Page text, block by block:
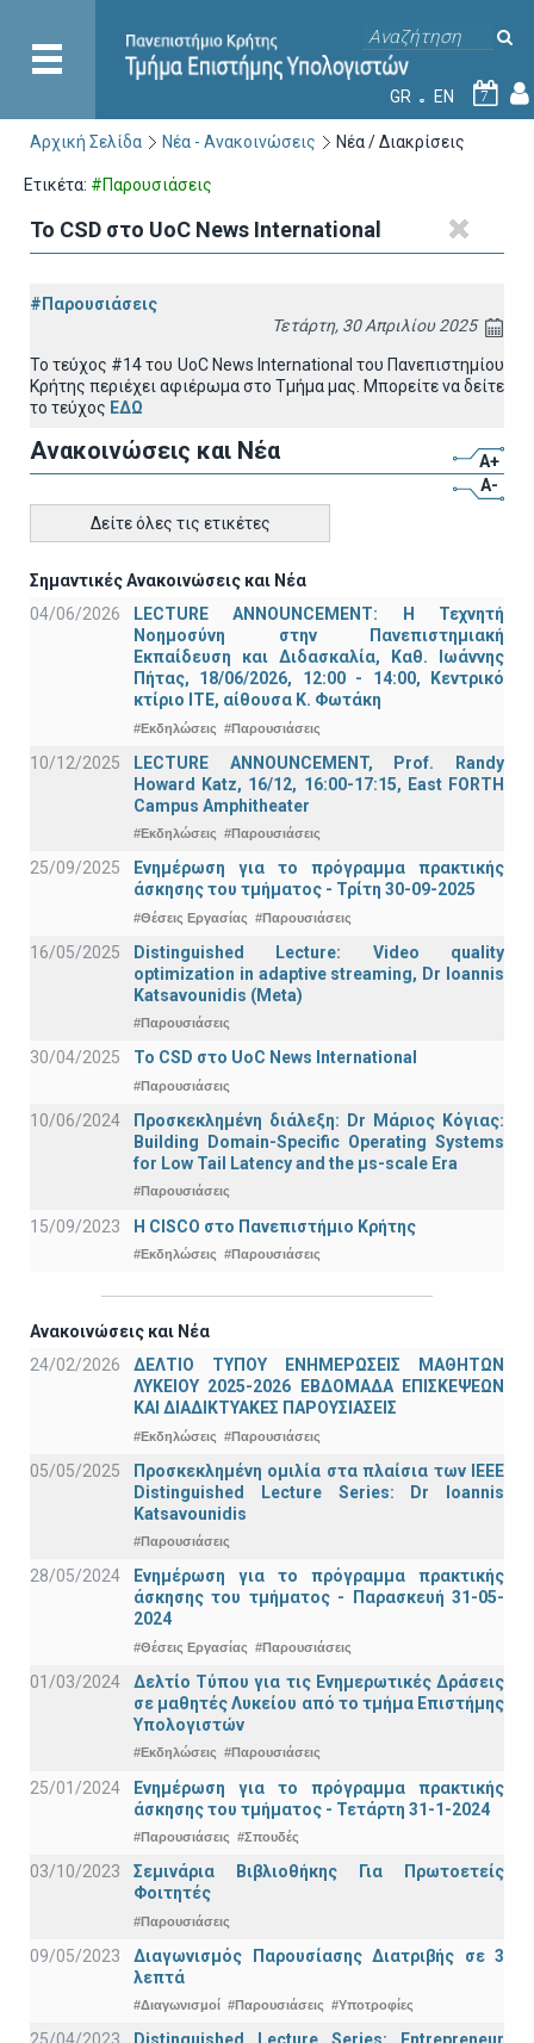
GR EN 7
Αρχική Σελίδα Νέα - Ανακοινώσεις Νέα / Διακρίσεις
Ετικέτα: #Παρουσιάσεις
To CSD στο UoC News International
#Παρουσιάσεις
Τετάρτη, 30 Απριλίου 2025
Το τεύχος #14 του UoC News International του Πανεπιστημίου
Κρήτης περιέχει αφιέρωμα στο Τμήμα μας. Μπορείτε να δείτε
το τεύχος ΕΔΩ
Ανακοινώσεις και Νέα
A+
A-
Δείτε όλες τις ετικέτες
Σημαντικές Ανακοινώσεις και Νέα
04/06/2026
LECTURE ANNOUNCEMENT: Η Τεχνητή
Νοημοσύνη στην Πανεπιστημιακή
Εκπαίδευση και Διδασκαλία, Καθ. Ιωάννης
Πήτας, 18/06/2026, 12:00 - 14:00, Κεντρικό
κτίριο ΙΤΕ, αίθουσα Κ. Φωτάκη
#Εκδηλώσεις #Παρουσιάσεις
10/12/2025
LECTURE ANNOUNCEMENT, Prof. Randy
Howard Katz, 16/12, 16:00-17:15, East FORTH
Campus Amphitheater
#Εκδηλώσεις #Παρουσιάσεις
25/09/2025
Ενημέρωση για το πρόγραμμα πρακτικής
άσκησης του τμήματος - Τρίτη 30-09-2025
#Θέσεις Εργασίας #Παρουσιάσεις
16/05/2025
Distinguished Lecture: Video quality
optimization in adaptive streaming, Dr Ioannis
Katsavounidis (Meta)
#Παρουσιάσεις
30/04/2025 To CSD στο UoC News International
#Παρουσιάσεις
10/06/2024
Προσκεκλημένη διάλεξη: Dr Μάριος Κόγιας:
Building Domain-Specific Operating Systems
for Low Tail Latency and the μs-scale Era
#Παρουσιάσεις
15/09/2023 Η CISCO στο Πανεπιστήμιο Κρήτης
#Εκδηλώσεις #Παρουσιάσεις
Ανακοινώσεις και Νέα
24/02/2026
ΔΕΛΤΙΟ ΤΥΠΟΥ ΕΝΗΜΕΡΩΣΕΙΣ ΜΑΘΗΤΩΝ
ΛΥΚΕΙΟΥ 2025-2026 ΕΒΔΟΜΑΔΑ ΕΠΙΣΚΕΨΕΩΝ
ΚΑΙ ΔΙΑΔΙΚΤΥΑΚΕΣ ΠΑΡΟΥΣΙΑΣΕΙΣ
#Εκδηλώσεις #Παρουσιάσεις
05/05/2025
Προσκεκλημένη ομιλία στα πλαίσια των IEEE
Distinguished Lecture Series: Dr Ioannis
Katsavounidis
#Παρουσιάσεις
28/05/2024
Ενημέρωση για το πρόγραμμα πρακτικής
άσκησης του τμήματος - Παρασκευή 31-05-
2024
#Θέσεις Εργασίας #Παρουσιάσεις
01/03/2024
Δελτίο Τύπου για τις Ενημερωτικές Δράσεις
σε μαθητές Λυκείου από το τμήμα Επιστήμης
Υπολογιστών
#Εκδηλώσεις #Παρουσιάσεις
25/01/2024
Ενημέρωση για το πρόγραμμα πρακτικής
άσκησης του τμήματος - Τετάρτη 31-1-2024
#Παρουσιάσεις #Σπουδές
03/10/2023
Σεμινάρια Βιβλιοθήκης Για Πρωτοετείς
Φοιτητές
#Παρουσιάσεις
09/05/2023
Διαγωνισμός Παρουσίασης Διατριβής σε 3
λεπτά
#Διαγωνισμοί #Παρουσιάσεις #Υποτροφίες